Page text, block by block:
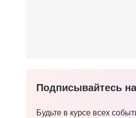
Подписывайтесь
Будьте в курсе всех